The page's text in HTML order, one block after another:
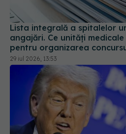
Lista integrală a spitalelor
angajări. Ce unități
pentru organizarea
29 iul 2026, 13:53